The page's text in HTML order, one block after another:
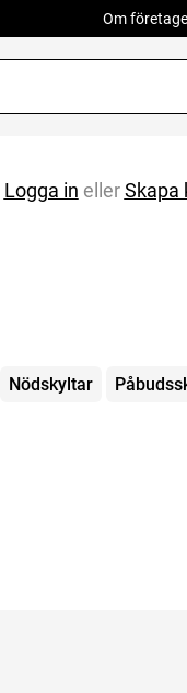
Om
Logga in ellerSkapa
Nödskyltar